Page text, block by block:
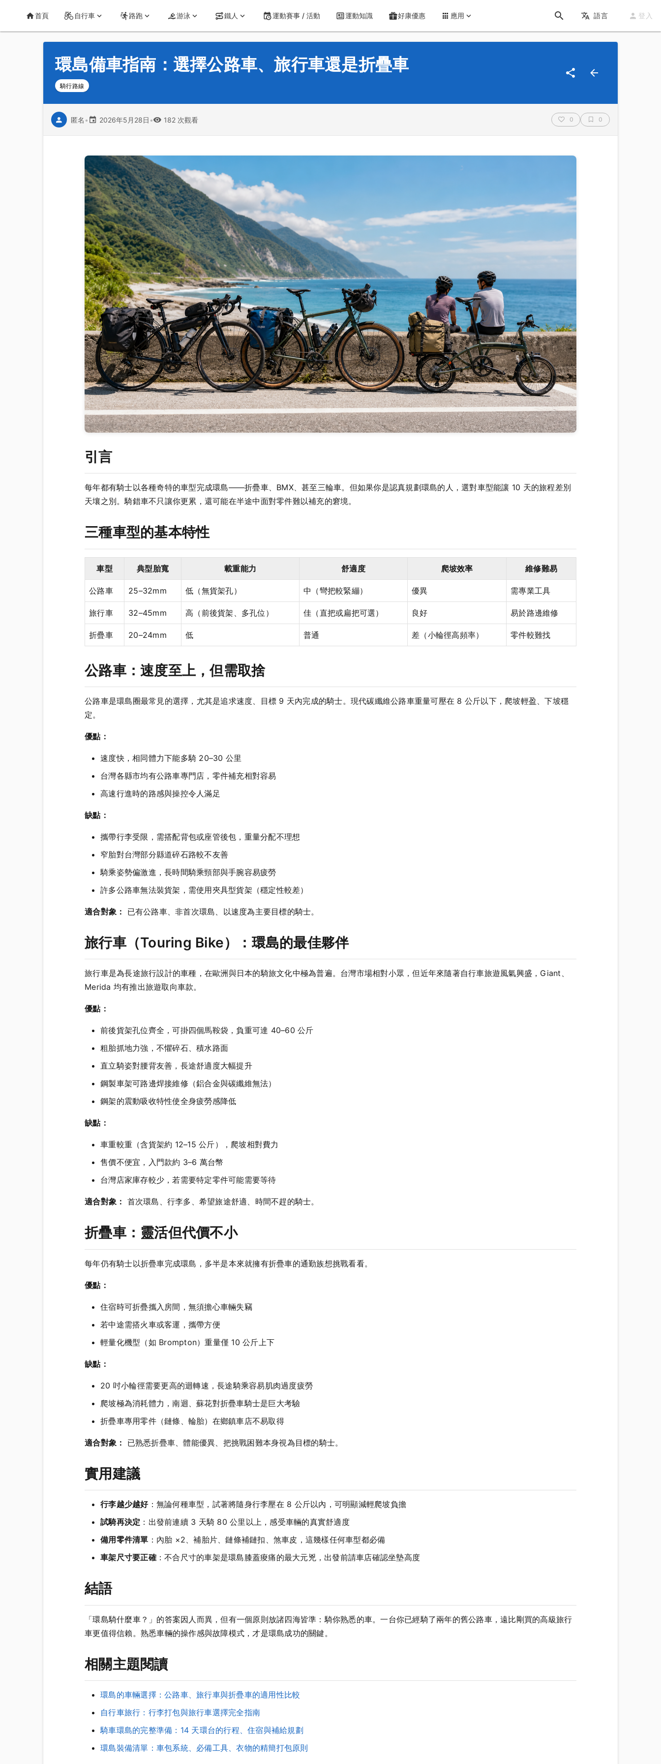
CT Yeh 公路車基地
首頁 自行車 路跑 游泳 鐵人 運動賽事 / 活動 運動知識 好康優惠 應用 語言 登入
運動知識 詳情
環島備車指南：選擇公路車、旅行車還是折疊車
騎行路線
匿名 • 2026年5月28日 • 182 次觀看 0 0
引言
每年都有騎士以各種奇特的車型完成環島——折疊車、BMX、甚至三輪車。但如果你是認真規劃環島的人，選對車型能讓 10 天的旅程差別
天壤之別。騎錯車不只讓你更累，還可能在半途中面對零件難以補充的窘境。
三種車型的基本特性
車型 典型胎寬 載重能力 舒適度 爬坡效率 維修難易
公路車 25–32mm 低（無貨架孔） 中（彎把較緊繃） 優異 需專業工具
旅行車 32–45mm 高（前後貨架、多孔位） 佳（直把或扁把可選） 良好 易於路邊維修
折疊車 20–24mm 低 普通 差（小輪徑高頻率） 零件較難找
公路車：速度至上，但需取捨
公路車是環島圈最常見的選擇，尤其是追求速度、目標 9 天內完成的騎士。現代碳纖維公路車重量可壓在 8 公斤以下，爬坡輕盈、下坡穩
定。
優點：
速度快，相同體力下能多騎 20–30 公里
台灣各縣市均有公路車專門店，零件補充相對容易
高速行進時的路感與操控令人滿足
缺點：
攜帶行李受限，需搭配背包或座管後包，重量分配不理想
窄胎對台灣部分縣道碎石路較不友善
騎乘姿勢偏激進，長時間騎乘頸部與手腕容易疲勞
許多公路車無法裝貨架，需使用夾具型貨架（穩定性較差）
適合對象： 已有公路車、非首次環島、以速度為主要目標的騎士。
旅行車（Touring Bike）：環島的最佳夥伴
旅行車是為長途旅行設計的車種，在歐洲與日本的騎旅文化中極為普遍。台灣市場相對小眾，但近年來隨著自行車旅遊風氣興盛，Giant、
Merida 均有推出旅遊取向車款。
優點：
前後貨架孔位齊全，可掛四個馬鞍袋，負重可達 40–60 公斤
粗胎抓地力強，不懼碎石、積水路面
直立騎姿對腰背友善，長途舒適度大幅提升
鋼製車架可路邊焊接維修（鋁合金與碳纖維無法）
鋼架的震動吸收特性使全身疲勞感降低
缺點：
車重較重（含貨架約 12–15 公斤），爬坡相對費力
售價不便宜，入門款約 3–6 萬台幣
台灣店家庫存較少，若需要特定零件可能需要等待
適合對象： 首次環島、行李多、希望旅途舒適、時間不趕的騎士。
折疊車：靈活但代價不小
每年仍有騎士以折疊車完成環島，多半是本來就擁有折疊車的通勤族想挑戰看看。
優點：
住宿時可折疊攜入房間，無須擔心車輛失竊
若中途需搭火車或客運，攜帶方便
輕量化機型（如 Brompton）重量僅 10 公斤上下
缺點：
20 吋小輪徑需要更高的迴轉速，長途騎乘容易肌肉過度疲勞
爬坡極為消耗體力，南迴、蘇花對折疊車騎士是巨大考驗
折疊車專用零件（鏈條、輪胎）在鄉鎮車店不易取得
適合對象： 已熟悉折疊車、體能優異、把挑戰困難本身視為目標的騎士。
實用建議
行李越少越好：無論何種車型，試著將隨身行李壓在 8 公斤以內，可明顯減輕爬坡負擔
試騎再決定 ：出發前連續 3 天騎 80 公里以上，感受車輛的真實舒適度
備用零件清單 ：內胎 ×2、補胎片、鏈條補鏈扣、煞車皮，這幾樣任何車型都必備
車架尺寸要正確：不合尺寸的車架是環島膝蓋痠痛的最大元兇，出發前請車店確認坐墊高度
結語
「環島騎什麼車？」的答案因人而異，但有一個原則放諸四海皆準：騎你熟悉的車。一台你已經騎了兩年的舊公路車，遠比剛買的高級旅行
車更值得信賴。熟悉車輛的操作感與故障模式，才是環島成功的關鍵。
相關主題閱讀
環島的車輛選擇：公路車、旅行車與折疊車的適用性比較
自行車旅行：行李打包與旅行車選擇完全指南
騎車環島的完整準備：14 天環台的行程、住宿與補給規劃
環島裝備清單：車包系統、必備工具、衣物的精簡打包原則